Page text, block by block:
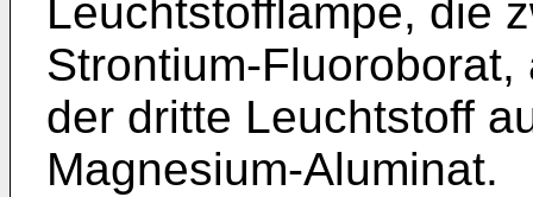
Leuchtstofflampe, die
Strontium-
der dritte Leuchtstoff
Magnesium-Aluminat.